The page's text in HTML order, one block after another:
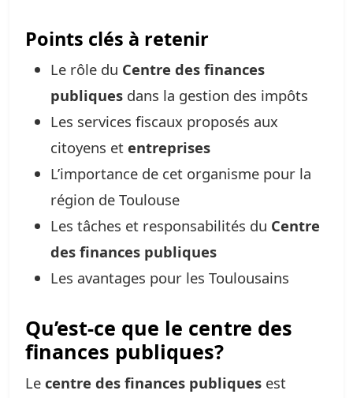
Points clés à retenir
Le rôle du Centre des finances
publiques dans la gestion des impôts
Les services fiscaux proposés aux
citoyens et entreprises
L’importance de cet organisme pour la
région de Toulouse
Les tâches et responsabilités du Centre
des finances publiques
Les avantages pour les Toulousains
Qu’est-ce que le centre des
finances publiques?
Le centre des finances publiques est